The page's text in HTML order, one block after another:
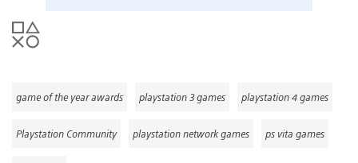
game of the year awards playstation 3 games playstation 4 games
Playstation Community playstation network games ps vita games